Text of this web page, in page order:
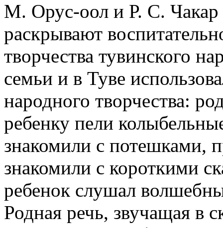
М. Орус-оол и Р. С. Чакар
раскрывают
творчества тувинского
семьи и в Туве
народного творчества:
ребенку пели
знакомили с потешками,
знакомили с короткими
ребенок слушал
Родная речь, звучащая в